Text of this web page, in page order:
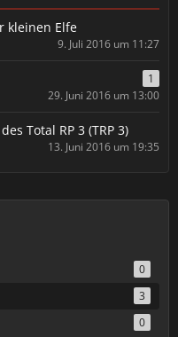
kleinen Elfe
9. Juli 2016 um 11:27
1
29. Juni 2016 um 13:00
Total RP 3 (TRP 3)
13. Juni 2016 um 19:35
0
3
0